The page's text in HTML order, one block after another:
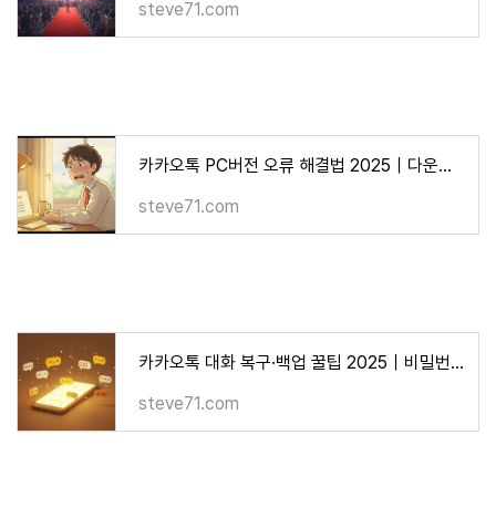
steve71.com
카카오톡 PC버전 오류 해결법 2025｜다운로드·설치 문제 총정리
steve71.com
카카오톡 대화 복구·백업 꿀팁 2025｜비밀번호 분실 완벽 가이드
steve71.com